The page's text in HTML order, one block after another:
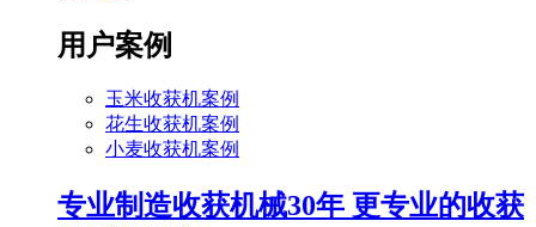
用户案例
玉米收获机案例
花生收获机案例
小麦收获机案例
专业制造收获机械30年 更专业的收获